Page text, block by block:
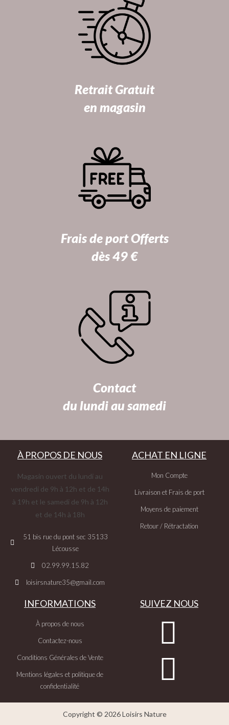
Retrait Gratuit
en magasin
Frais de port Offerts
dès 49 €
Contact
du lundi au samedi
À PROPOS DE NOUS
Magasin ouvert du lundi au
vendredi de 9h à 12h et de 14h
à 19h et le samedi de 9h à 12h
et de 14h à 18h
51 bis rue du pont sec 35133
Lécousse
02.99.99.15.82
loisirsnature35@gmail.com
ACHAT EN LIGNE
Mon Compte
Livraison et Frais de port
Moyens de paiement
Retour / Rétractation
INFORMATIONS
À propos de nous
Contactez-nous
Conditions Générales de Vente
Mentions légales et politique de
confidentialité
SUIVEZ NOUS
Copyright © 2026 Loisirs Nature